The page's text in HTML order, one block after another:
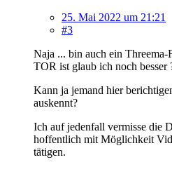
25. Mai 2022 um 21:21
#3
Naja ... bin auch ein Threema-
TOR ist glaub ich noch besser
Kann ja jemand hier
auskennt?
Ich auf jedenfall vermisse die
hoffentlich mit Möglichkeit
tätigen.